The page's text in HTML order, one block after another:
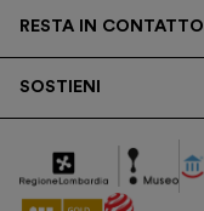
Trasparenza
Ricerca
RESTA IN CONTATTO
SOSTIENI
Corporate
Donazioni